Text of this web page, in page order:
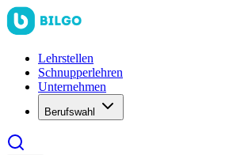
Lehrstellen
Schnupperlehren
Unternehmen
Berufswahl